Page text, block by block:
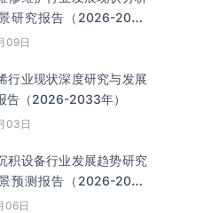
研究报告（2026-2033
09日
行业现状深度研究与发展
告（2026-2033年）
03日
积设备行业发展趋势研究
预测报告（2026-2033
06日